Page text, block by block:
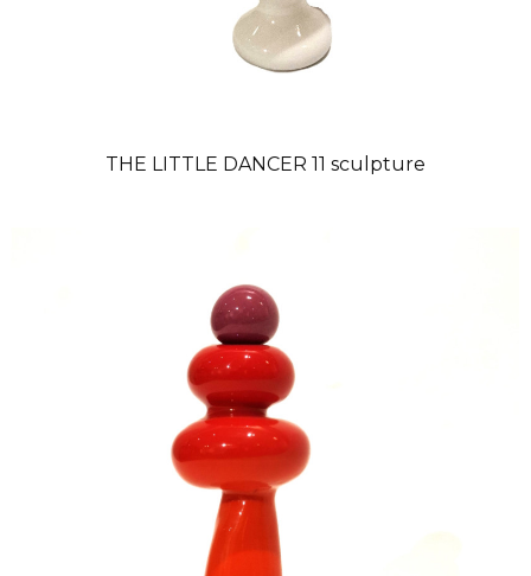
THE LITTLE DANCER 11 sculpture